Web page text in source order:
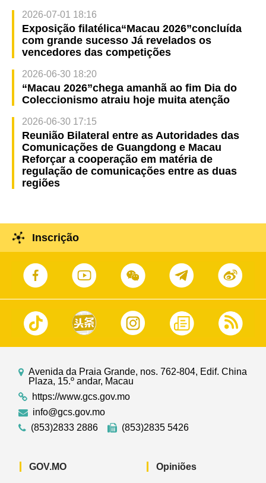
2026-07-01 18:16
Exposição filatélica“Macau 2026”concluída
com grande sucesso Já revelados os
vencedores das competições
2026-06-30 18:20
“Macau 2026”chega amanhã ao fim Dia do
Coleccionismo atraiu hoje muita atenção
2026-06-30 17:15
Reunião Bilateral entre as Autoridades das
Comunicações de Guangdong e Macau
Reforçar a cooperação em matéria de
regulação de comunicações entre as duas
regiões
Inscrição
Avenida da Praia Grande, nos. 762-804, Edif. China
Plaza, 15.º andar, Macau
https://www.gcs.gov.mo
info@gcs.gov.mo
(853)2833 2886
(853)2835 5426
GOV.MO Opiniões